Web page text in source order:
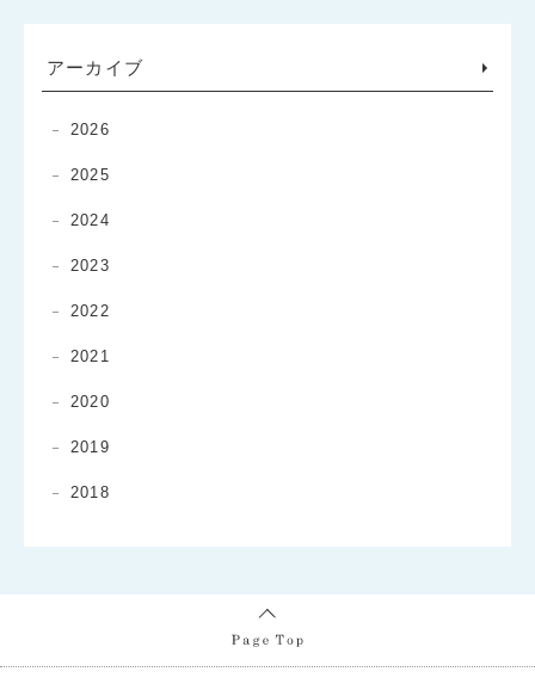
アーカイブ
2026
2025
2024
2023
2022
2021
2020
2019
2018